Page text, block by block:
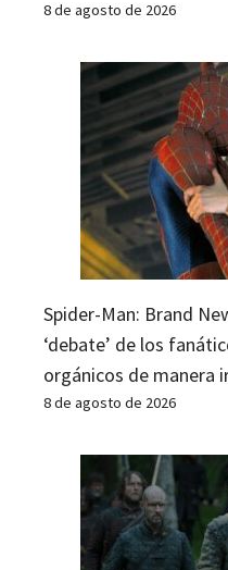
8 de agosto de 2026
Spider-Man: Brand
‘debate’ de los
orgánicos de manera
8 de agosto de 2026